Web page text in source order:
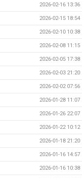
2026-02-16 13:36
2026-02-15 18:54
2026-02-10 10:38
2026-02-08 11:15
2026-02-05 17:38
2026-02-03 21:20
2026-02-02 07:56
2026-01-28 11:07
2026-01-26 22:07
2026-01-22 10:12
2026-01-18 21:20
2026-01-16 14:57
2026-01-16 10:38